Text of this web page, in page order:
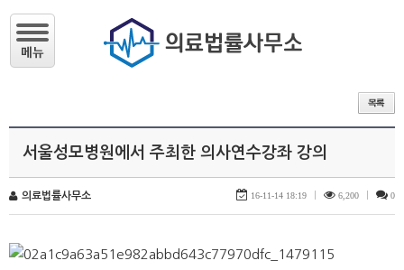
서울성모병원에서 주최한 의사연수강좌 강의
의료법률사무소 16-11-14 18:19 6,200 0